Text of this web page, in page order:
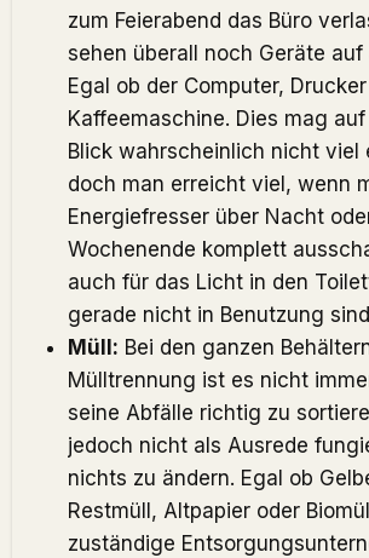
zum Feierabend das Büro
sehen überall noch Geräte auf
Egal ob der Computer,
Kaffeemaschine. Dies mag
Blick wahrscheinlich nicht viel
doch man erreicht viel, wenn
Energiefresser über Nacht
Wochenende komplett
auch für das Licht in den
gerade nicht in Benutzung
Müll: Bei den ganzen
Mülltrennung ist es nicht
seine Abfälle richtig zu
jedoch nicht als Ausrede
nichts zu ändern. Egal ob
Restmüll, Altpapier oder
zuständige